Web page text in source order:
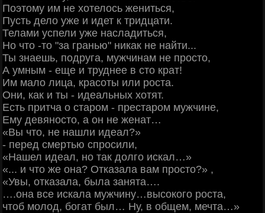
Поэтому им не хотелось жениться,
Пусть дело уже и идет к тридцати.
Телами успели уже насладиться,
Но что -то "за гранью" никак не найти...
Ты знаешь, подруга, мужчинам не просто,
А умным - еще и труднее в сто крат!
Им мало лица, красоты или роста.
Они, как и ты - идеальных хотят.
Есть притча о старом - престаром мужчине,
Ему девяносто, а он не женат…
«Вы что, не нашли идеал?»
- перед смертью спросили,
«Нашел идеал, но так долго искал…»
«... и что же она? Отказала вам просто?» ,
«Увы, отказала, была занята….
….она все искала мужчину…высокого роста,
чтоб молод, богат был… Ну, в общем, мечта…»